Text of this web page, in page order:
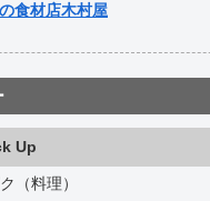
の食材店木村屋
Up
（料理）